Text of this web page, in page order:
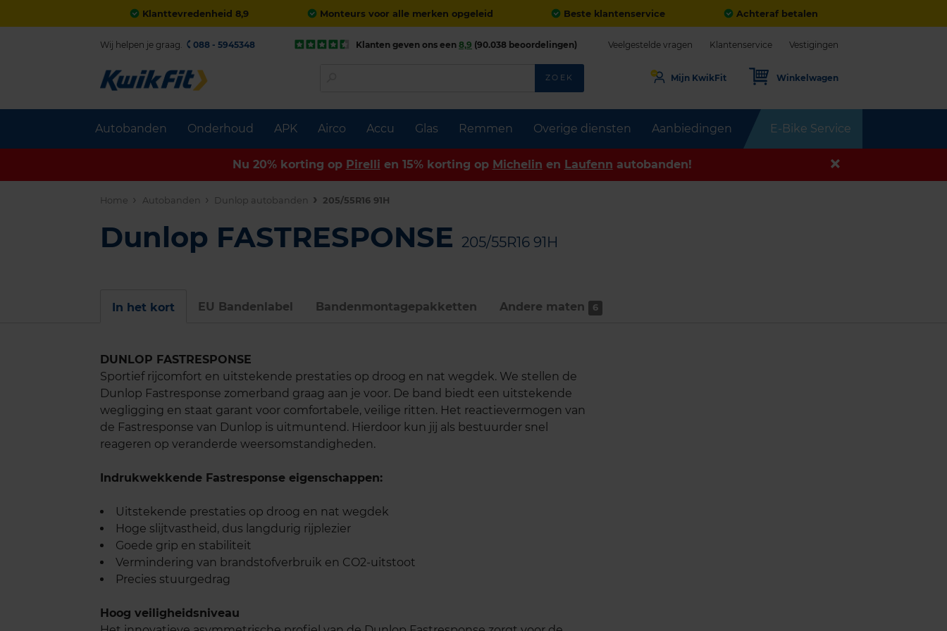
Klanttevredenheid 8,9 Monteurs voor alle merken opgeleid Beste klantenservice Achteraf betalen
Autobanden Onderhoud APK Airco Accu Glas Remmen Overige diensten Aanbiedingen E-Bike Service
Wij helpen je graag. 088 - 5945348 Klanten geven ons een 8,9 (90.038 beoordelingen) Veelgestelde vragen Klantenservice Vestigingen
ZOEK Mijn KwikFit Winkelwagen
Nu 20% korting op Pirelli en 15% korting op Michelin en Laufenn autobanden!
Home Autobanden Dunlop autobanden 205/55R16 91H
Dunlop FASTRESPONSE 205/55R16 91H
In het kort EU Bandenlabel Bandenmontage­pakketten Andere maten 6
DUNLOP FASTRESPONSE
Sportief rijcomfort en uitstekende prestaties op droog en nat wegdek. We stellen de
Dunlop Fastresponse zomerband graag aan je voor. De band biedt een uitstekende
wegligging en staat garant voor comfortabele, veilige ritten. Het reactievermogen van
de Fastresponse van Dunlop is uitmuntend. Hierdoor kun jij als bestuurder snel
reageren op veranderde weersomstandigheden.
Indrukwekkende Fastresponse eigenschappen:
Uitstekende prestaties op droog en nat wegdek
Hoge slijtvastheid, dus langdurig rijplezier
Goede grip en stabiliteit
Vermindering van brandstofverbruik en CO2-uitstoot
Precies stuurgedrag
Hoog veiligheidsniveau